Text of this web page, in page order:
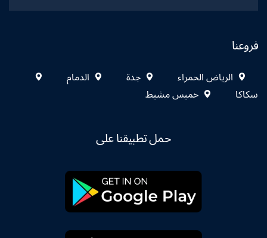
فروعنا
الرياض الحمراء جدة
الدمام
سكاكا
خميس مشيط
حمل تطبيقنا على